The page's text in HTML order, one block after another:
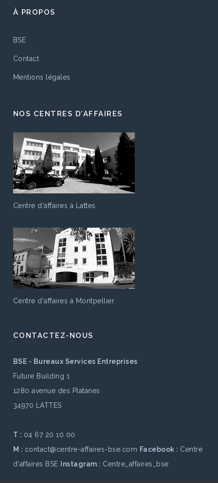
À PROPOS
BSE
Contact
Mentions légales
NOS CENTRES D’AFFAIRES
Centre d'affaires à Lattes
Centre d'affaires à Montpellier
CONTACTEZ-NOUS
BSE - Bureaux Services Entreprises
Future Building 1
1280 avenue des Platanes
34970 LATTES
T : 04 67 20 10 00
M : contact@centre-affaires-bse.com Facebook : Centre
d'affaires BSE
Instagram : Centre_affaires_bse